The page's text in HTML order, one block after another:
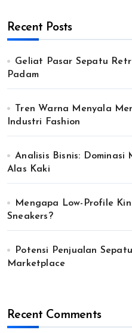
Recent Posts
Geliat Pasar Sepatu
Padam
Tren Warna Menyala
Industri Fashion
Analisis Bisnis:
Alas Kaki
Mengapa Low-Profile
Sneakers?
Potensi Penjualan
Marketplace
Recent Comments